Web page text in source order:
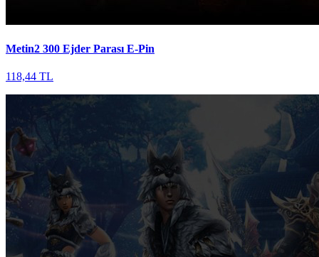
Metin2 300 Ejder Parası E-Pin
118,44 TL